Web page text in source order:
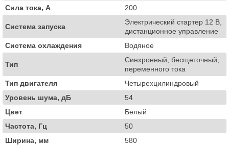
Сила тока, А
200
Система запуска
Электрический стартер 12 В,
дистанционное управление
Система охлаждения
Водяное
Тип
Синхронный, бесщеточный,
переменного тока
Тип двигателя
Четырехцилиндровый
Уровень шума, дБ
54
Цвет
Белый
Частота, Гц
50
Ширина, мм
580